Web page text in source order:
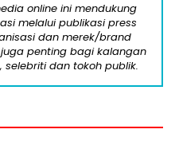
online ini mendukung
melalui publikasi press
dan merek/brand
penting bagi kalangan
dan tokoh publik.